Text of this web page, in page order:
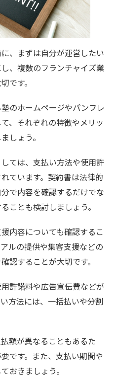
、まずは自分が運営したい
、複数のフランチャイズ業
です。
のホームページやパンフレ
、それぞれの特徴やメリッ
しょう。
ては、支払い方法や使用許
ています。契約書は法律的
で内容を確認するだけでな
ことも検討しましょう。
内容についても確認するこ
ルの提供や集客支援などの
認することが大切です。
許諾料や広告宣伝費などが
方法には、一括払いや分割
額が異なることもあるた
です。また、支払い期間や
おきましょう。